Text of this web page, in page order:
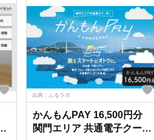
出典：ふるラボ
かんもんPAY 16,500円分
関門エリア 共通電子クーポ